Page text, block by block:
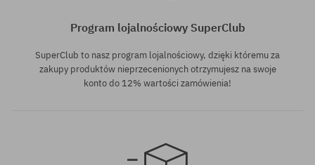
Program lojalnościowy SuperClub
SuperClub to nasz program lojalnościowy, dzięki któremu za
zakupy produktów nieprzecenionych otrzymujesz na swoje
konto do 12% wartości zamówienia!